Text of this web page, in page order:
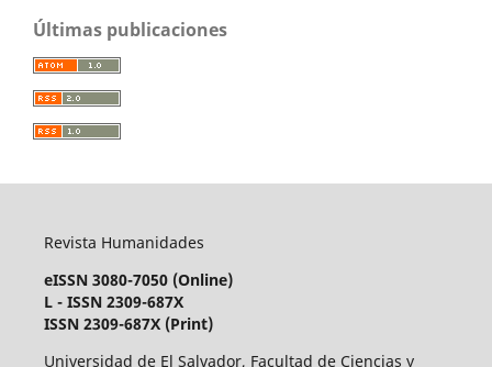
Últimas publicaciones
Revista Humanidades
eISSN 3080-7050 (Online)
L - ISSN 2309-687X
ISSN 2309-687X (Print)
Universidad de El Salvador, Facultad de Ciencias y